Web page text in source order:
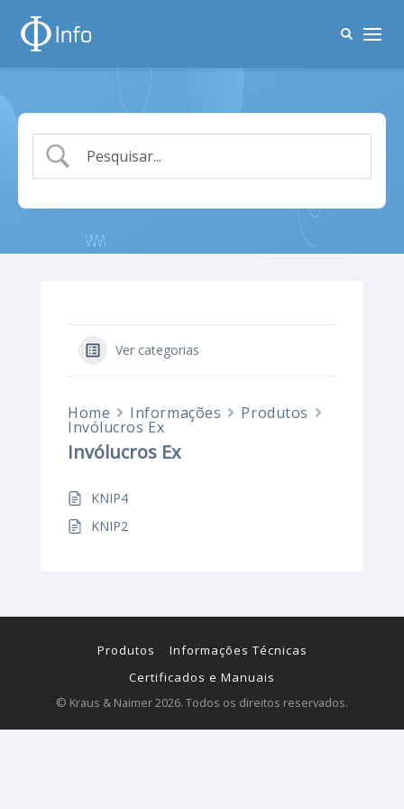
Ver categorias
Home Informações Produtos
Invólucros Ex
Invólucros Ex
KNIP4
KNIP2
Produtos
Informações Técnicas
Certificados e Manuais
© Kraus & Naimer 2026. Todos os direitos reservados.